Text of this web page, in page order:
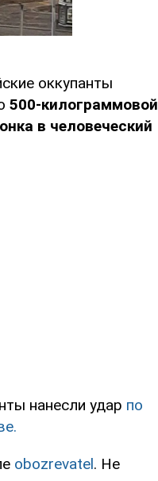
оккупанты
500-килограммовой
в человеческий
нанесли удар по
obozrevatel. Не